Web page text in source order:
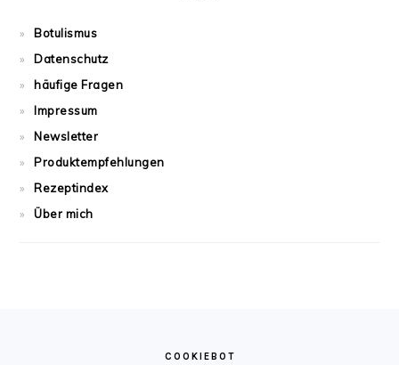
Botulismus
Datenschutz
häufige Fragen
Impressum
Newsletter
Produktempfehlungen
Rezeptindex
Über mich
COOKIEBOT